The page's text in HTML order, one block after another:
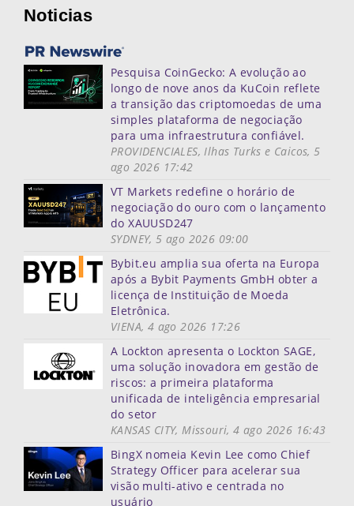
Noticias
Pesquisa CoinGecko: A evolução ao
longo de nove anos da KuCoin reflete
a transição das criptomoedas de uma
simples plataforma de negociação
para uma infraestrutura confiável.
PROVIDENCIALES, Ilhas Turks e Caicos, 5
ago 2026 17:42
VT Markets redefine o horário de
negociação do ouro com o lançamento
do XAUUSD247
SYDNEY, 5 ago 2026 09:00
Bybit.eu amplia sua oferta na Europa
após a Bybit Payments GmbH obter a
licença de Instituição de Moeda
Eletrônica.
VIENA, 4 ago 2026 17:26
A Lockton apresenta o Lockton SAGE,
uma solução inovadora em gestão de
riscos: a primeira plataforma
unificada de inteligência empresarial
do setor
KANSAS CITY, Missouri, 4 ago 2026 16:43
BingX nomeia Kevin Lee como Chief
Strategy Officer para acelerar sua
visão multi-ativo e centrada no
usuário